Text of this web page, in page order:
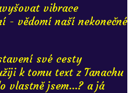
vibrace
- vědomí naší nekonečné
své cesty
k tomu text z Tanachu
vlastně jsem...? a já